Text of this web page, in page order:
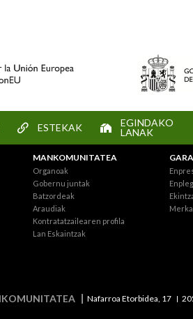
ESTEKAK
EGINDAKO
LANAK
MANKOMUNITATEA
Organoak
Gobernu juntak
Batzordeak
Araudiak
Kontratatzailearen profila
Lan Eskaintzak
Nafarroa Etorbidea, 17